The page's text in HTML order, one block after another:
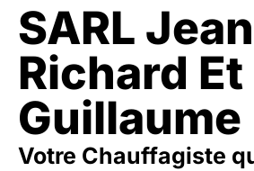
SARL
Richard
Guillaume
Votre Chauffagiste